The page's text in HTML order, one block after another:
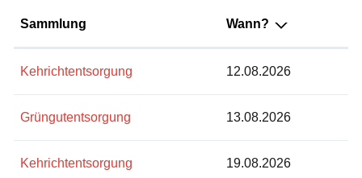
Sammlung Wann?
Kehrichtentsorgung 12.08.2026
Grüngutentsorgung 13.08.2026
Kehrichtentsorgung 19.08.2026